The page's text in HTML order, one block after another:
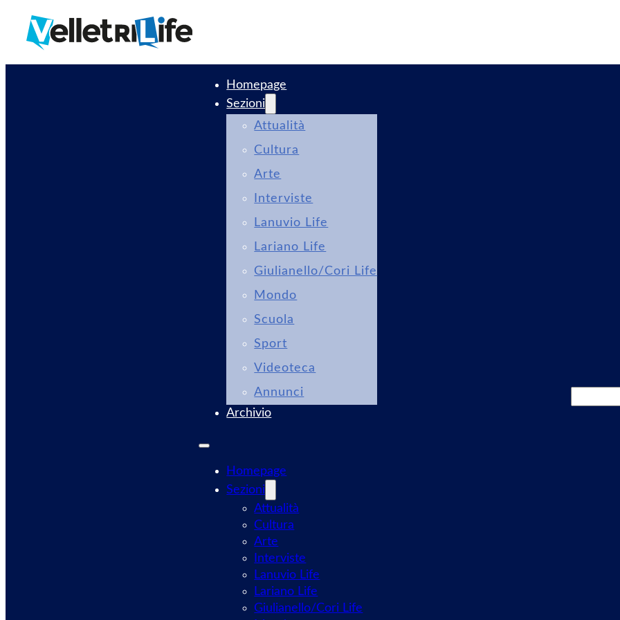
Homepage
Sezioni
Attualità
Cultura
Arte
Interviste
Lanuvio Life
Lariano Life
Giulianello/Cori Life
Mondo
Scuola
Sport
Videoteca
Annunci
Archivio
Homepage
Sezioni
Attualità
Cultura
Arte
Interviste
Lanuvio Life
Lariano Life
Giulianello/Cori Life